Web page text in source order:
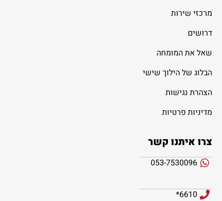
מרכזי שירות
דרושים
שאל את המומחה
הבלוג של הילוך שישי
הצהרת נגישות
מדיניות פרטיות
צרו איתנו קשר
053-7530096
6610*